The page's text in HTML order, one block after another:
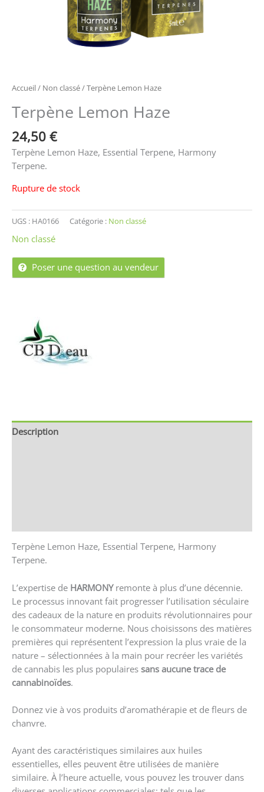
Accueil/ Non classé/ Terpène Lemon Haze
Terpène Lemon Haze
24,50 €
Terpène Lemon Haze, Essential Terpene, Harmony
Terpene.
Rupture de stock
UGS : HA0166 Catégorie : Non classé
Non classé
Poser une question au vendeur
Description
Terpène Lemon Haze, Essential Terpene, Harmony
Terpene.
L’expertise de HARMONYremonte à plus d’une décennie.
Le processus innovant fait progresser l’utilisation séculaire
des cadeaux de la nature en produits révolutionnaires pour
le consommateur moderne. Nous choisissons des matières
premières qui représentent l’expression la plus vraie de la
nature – sélectionnées à la main pour recréer les variétés
de cannabis les plus populaires sans aucune trace de
cannabinoïdes.
Donnez vie à vos produits d’aromathérapie et de fleurs de
chanvre.
Ayant des caractéristiques similaires aux huiles
essentielles, elles peuvent être utilisées de manière
similaire. À l’heure actuelle, vous pouvez les trouver dans